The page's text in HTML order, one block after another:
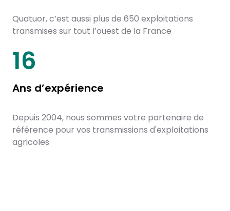
Quatuor, c’est aussi plus de 650 exploitations
transmises sur tout l’ouest de la France
20
Ans d’expérience
Depuis 2004, nous sommes votre partenaire de
référence pour vos transmissions d'exploitations
agricoles